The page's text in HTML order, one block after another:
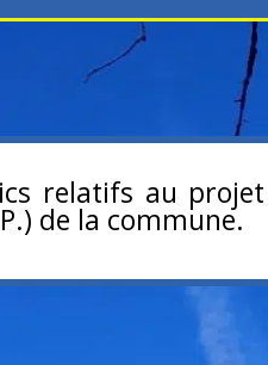
relatifs au projet
de la commune.